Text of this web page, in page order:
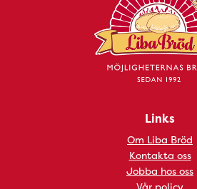
Links
Om Liba Bröd
Kontakta oss
Jobba hos oss